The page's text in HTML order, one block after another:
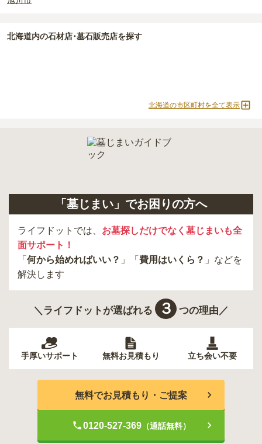
ます。
正確な費用は、区画や石材の選び方によって大きく変わるため、見
積もりを取るまで確定しません。
北海道内の石材店･墓石販売店を探す
北海道の市区町村を全て表示
「墓じまい」でお困りの方へ
ライフドットでは、 お墓探しだけでなく墓じまいも全
面サポート！
「 何から始めればいい？ 」「 費用はいくら？ 」などを
解決します
＼ライフドットが選ばれる ３ つの理由／
手厚いサポート 無料お見積もり 立ち会い不要
無料でお見積もり・ご提案
0120-527-369（通話無料）